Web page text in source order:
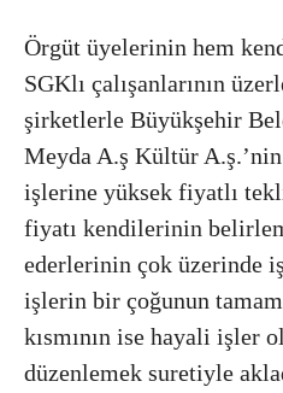
Örgüt üyelerinin hem
SGKlı çalışanlarının
şirketlerle Büyükşehir
Meyda A.ş Kültür
işlerine yüksek fiyatlı
fiyatı kendilerinin
ederlerinin çok üzerinde
işlerin bir çoğunun
kısmının ise hayali işler
düzenlemek suretiyle